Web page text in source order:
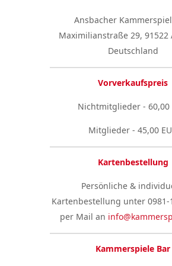
Ansbacher
Maximilianstraße 29, 91522
Deutschland
Vorverkaufspreis
Nichtmitglieder - 60,00
Mitglieder - 45,00
Kartenbestellung
Persönliche &
Kartenbestellung unter 0981-
per Mail an
Kammerspiele Bar